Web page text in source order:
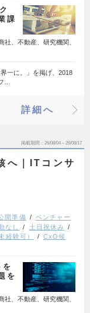
課
、不動産、研究機関、
一に。」を掲げ、2018
…
詳細へ
掲載期間 26/08/04～26/08/17
へ｜ITコンサ
開準備
ベンチャー
なし
土日祝休み
経験可）
CxO候
を
、不動産、研究機関、